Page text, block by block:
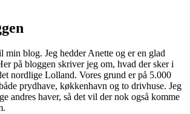
min blog. Jeg hedder Anette og er en glad
på bloggen skriver jeg om, hvad der sker i
nordlige Lolland. Vores grund er på 5.000
prydhave, køkkenhavn og to drivhuse. Jeg
andres haver, så det vil der nok også komme